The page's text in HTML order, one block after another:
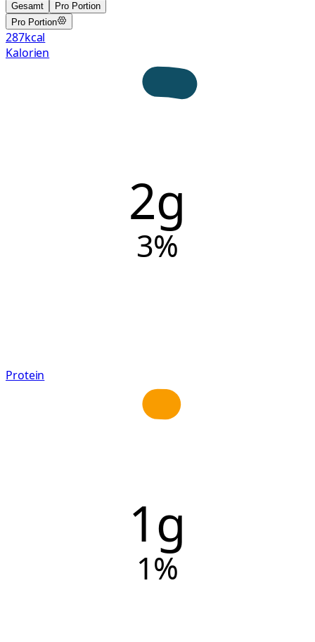
Gesamt
Pro Portion
Pro Portion
287kcal
Kalorien
2g
3%
Protein
1g
1%